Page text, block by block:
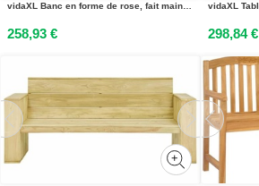
vidaXL Banc en forme de rose, fait main, naturel, 155 x 60 x 94 cm, bois massif de teck
258,93 € 298,84 €